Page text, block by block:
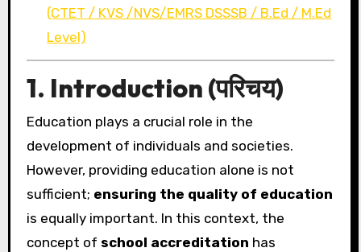
(CTET / KVS /NVS/EMRS DSSSB / B.Ed / M.Ed
Level)
1. Introduction (परिचय)
Education plays a crucial role in the
development of individuals and societies.
However, providing education alone is not
sufficient; ensuring the quality of education
is equally important. In this context, the
concept of school accreditation has